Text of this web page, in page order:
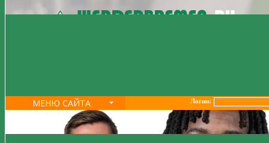
МЕНЮ САЙТА Логин: